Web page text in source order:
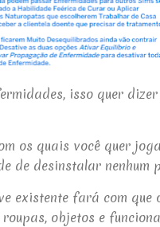
isso quer dizer
os quais você quer
de desinstalar nenhum
existente fará com que
objetos e